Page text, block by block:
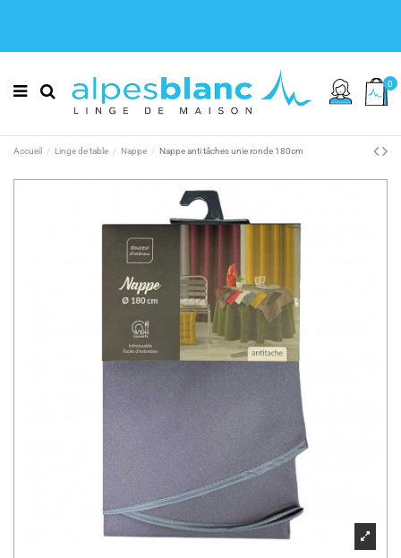
0
Accueil Linge de table Nappe Nappe anti tâches unie ronde 180cm